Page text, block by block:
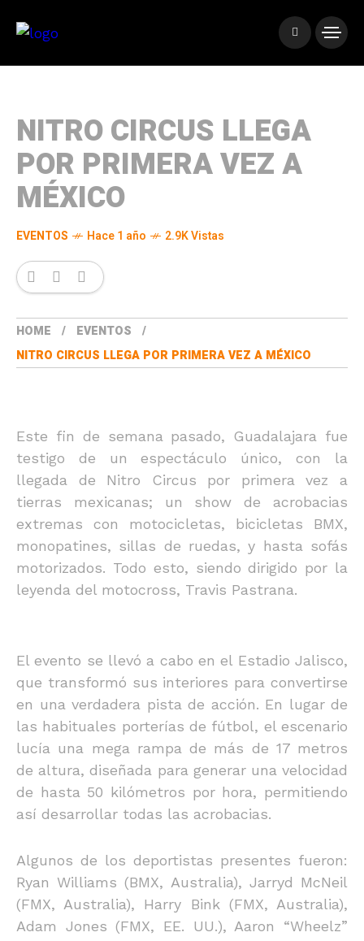
NITRO CIRCUS LLEGA
POR PRIMERA VEZ A
MÉXICO
EVENTOS Hace 1 año 2.9K Vistas
HOME
EVENTOS
NITRO CIRCUS LLEGA POR PRIMERA VEZ A MÉXICO
Este fin de semana pasado, Guadalajara fue
testigo de un espectáculo único, con la
llegada de Nitro Circus por primera vez a
tierras mexicanas; un show de acrobacias
extremas con motocicletas, bicicletas BMX,
monopatines, sillas de ruedas, y hasta sofás
motorizados. Todo esto, siendo dirigido por la
leyenda del motocross, Travis Pastrana.
El evento se llevó a cabo en el Estadio Jalisco,
que transformó sus interiores para convertirse
en una verdadera pista de acción. En lugar de
las habituales porterías de fútbol, el escenario
lucía una mega rampa de más de 17 metros
de altura, diseñada para generar una velocidad
de hasta 50 kilómetros por hora, permitiendo
así desarrollar todas las acrobacias.
Algunos de los deportistas presentes fueron:
Ryan Williams (BMX, Australia), Jarryd McNeil
(FMX, Australia), Harry Bink (FMX, Australia),
Adam Jones (FMX, EE. UU.), Aaron “Wheelz”